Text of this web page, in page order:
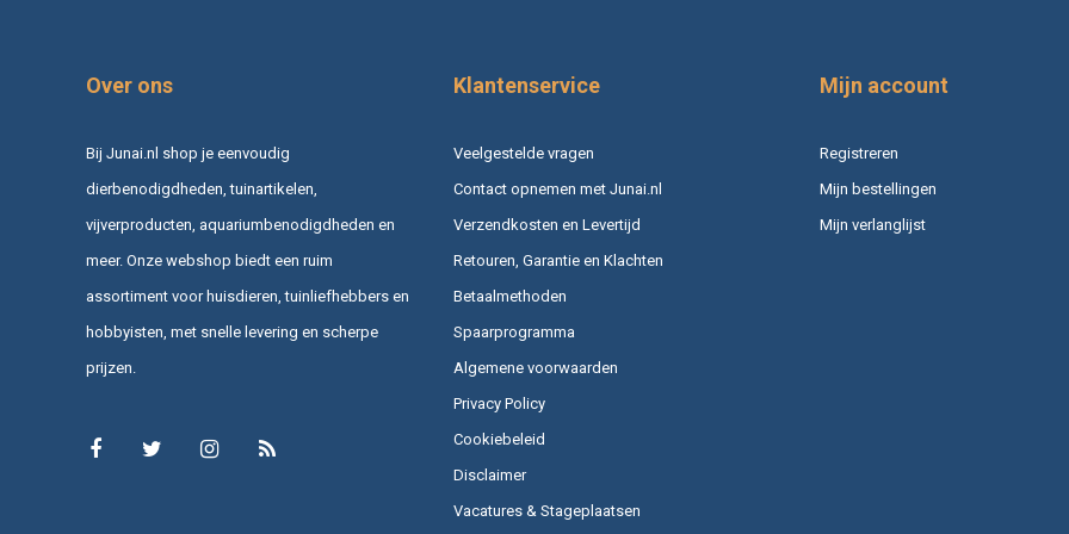
Over ons
Bij Junai.nl shop je eenvoudig
dierbenodigdheden, tuinartikelen,
vijverproducten, aquariumbenodigdheden en
meer. Onze webshop biedt een ruim
assortiment voor huisdieren, tuinliefhebbers en
hobbyisten, met snelle levering en scherpe
prijzen.
Klantenservice
Veelgestelde vragen
Contact opnemen met Junai.nl
Verzendkosten en Levertijd
Retouren, Garantie en Klachten
Betaalmethoden
Spaarprogramma
Algemene voorwaarden
Privacy Policy
Cookiebeleid
Disclaimer
Vacatures & Stageplaatsen
Mijn account
Registreren
Mijn bestellingen
Mijn verlanglijst